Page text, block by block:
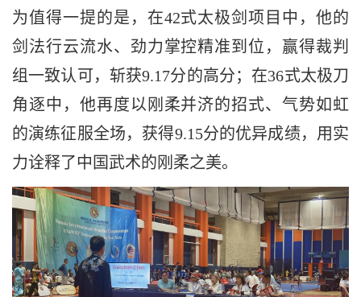
为值得一提的是，在42式太极剑项目中，他的
剑法行云流水、劲力掌控精准到位，赢得裁判
组一致认可，斩获9.17分的高分；在36式太极刀
角逐中，他再度以刚柔并济的招式、气势如虹
的演练征服全场，获得9.15分的优异成绩，用实
力诠释了中国武术的刚柔之美。